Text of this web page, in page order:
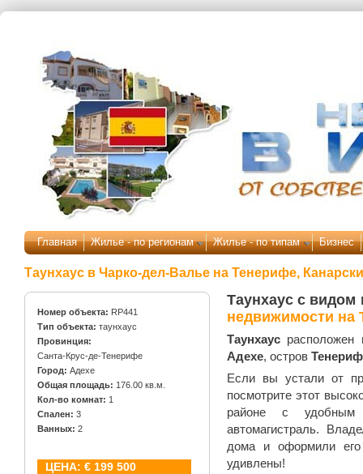
Перейти к основному содержанию
Главная Жилье - по регионам Жилье - по типам Бизнес
Таунхаус в Чарко-дел-Валье на Тенерифе,
Номер объекта: RP441
Тип объекта: таунхаус
Провинция:
Санта-Крус-де-Тенерифе
Город: Адехе
Общая площадь: 176.00 кв.м.
Кол-во комнат: 1
Спален: 3
Ванных: 2
ЦЕНА: € 199 500
Таунхаус с
недвижимости на
Таунхаус
Адехе, остров
Если вы устали от
посмотрите этот
районе с
автомагистраль.
дома и оформили его
удивлены!